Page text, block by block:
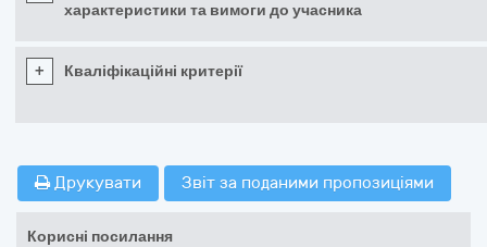
характеристики та вимоги до учасника
+ Кваліфікаційні критерії
Друкувати Звіт за поданими пропозиціями
Корисні посилання